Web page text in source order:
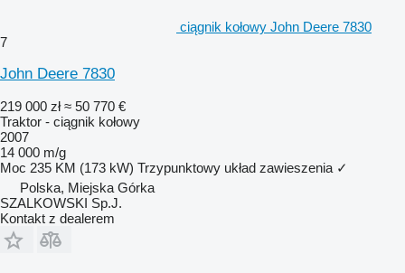
ciągnik kołowy John Deere 7830
7
John Deere 7830
219 000 zł ≈ 50 770 €
Traktor - ciągnik kołowy
2007
14 000 m/g
Moc 235 KM (173 kW) Trzypunktowy układ zawieszenia ✓
Polska, Miejska Górka
SZALKOWSKI Sp.J.
Kontakt z dealerem